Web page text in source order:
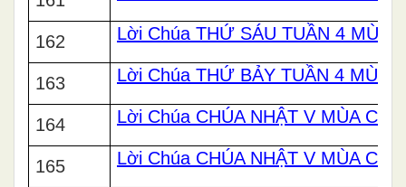
162 Lời Chúa THỨ SÁU TUẦN 4 MÙA
163 Lời Chúa THỨ BẢY TUẦN 4 MÙA
164 Lời Chúa CHÚA NHẬT V MÙA
165 Lời Chúa CHÚA NHẬT V MÙA